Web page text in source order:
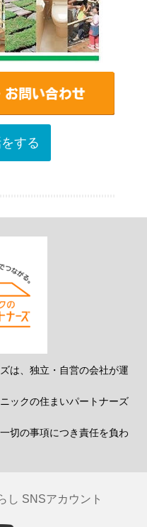
する
は、独立・自営の会社が運
ックの住まいパートナーズ
切の事項につき責任を負わ
し SNSアカウント